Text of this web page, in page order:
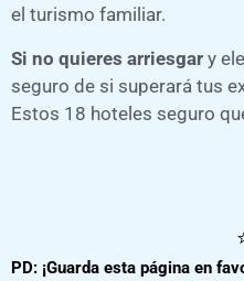
el turismo familiar.
Si no quieres arriesgar y
seguro de si superará tus
Estos 18 hoteles seguro
PD: ¡Guarda esta página en